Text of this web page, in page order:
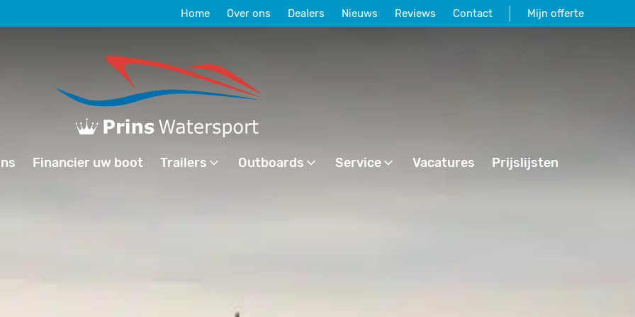
Home Over ons Dealers Nieuws Reviews Contact Mijn offerte
Financier uw boot Trailers Outboards Service Vacatures Prijslijsten